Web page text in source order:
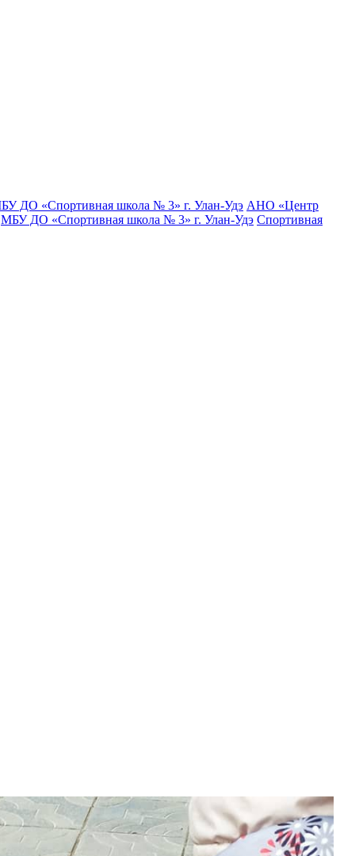
ДО «Спортивная школа № 3» г. Улан-Удэ АНО «Центр
МБУ ДО «Спортивная школа № 3» г. Улан-Удэ Спортивная